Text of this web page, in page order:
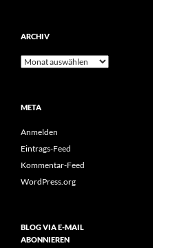
ARCHIV
Archiv
META
Anmelden
Eintrags-Feed
Kommentar-Feed
WordPress.org
BLOG VIA E-MAIL
ABONNIEREN